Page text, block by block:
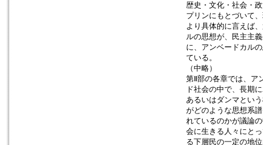
歴史・文化・社会・
プリンにもとづいて
より具体的に言えば
ルの思想が、民主主
に、アンベードカル
ている。
（中略）
第Ⅱ部の各章では、ア
ド社会の中で、長期
あるいはダンマとい
がどのような思想系
れているのかが議論
会に生きる人々にと
る下層民の一定の地